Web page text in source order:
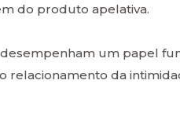
do produto apelativa.
desempenham um papel
relacionamento da